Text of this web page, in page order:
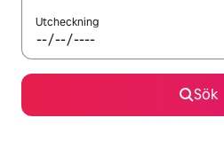
Utcheckning
Sök